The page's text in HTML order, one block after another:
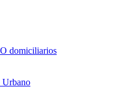
domiciliarios
Urbano